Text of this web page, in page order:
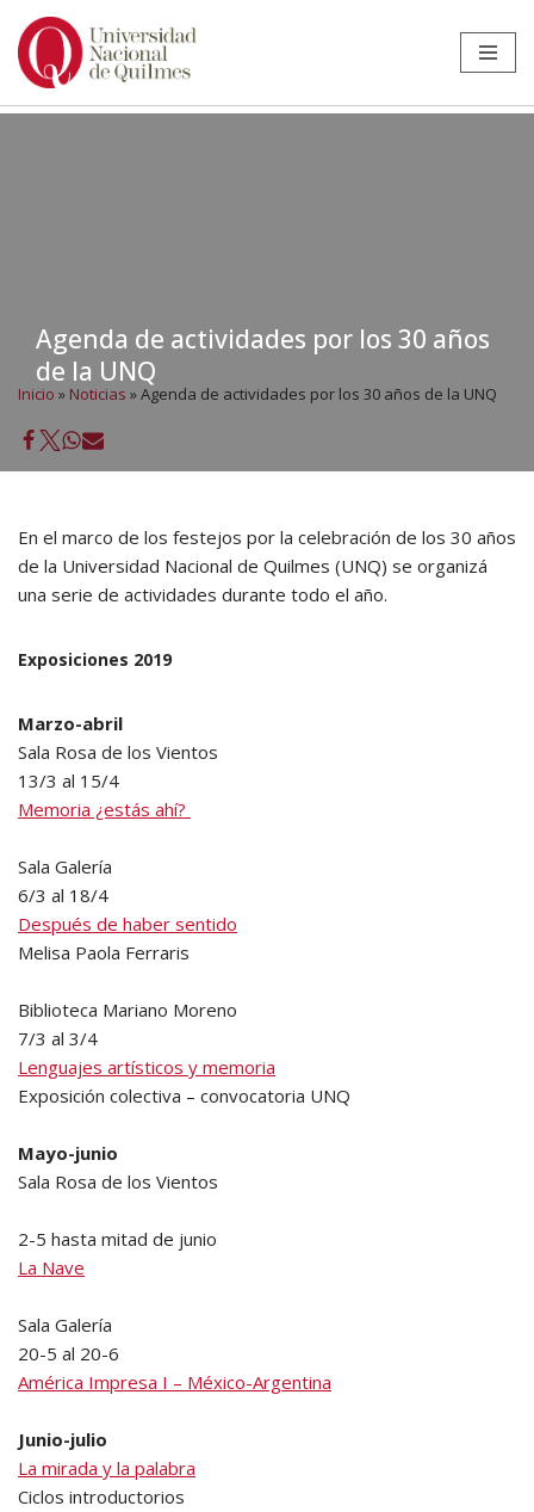
Ir
Agenda de actividades por los 30 años
de la UNQ
Inicio » Noticias »Agenda de actividades por los 30 años de la UNQ
En el marco de los festejos por la celebración de los 30 años
de la Universidad Nacional de Quilmes (UNQ) se organizá
una serie de actividades durante todo el año.
Exposiciones 2019
Marzo-abril
Sala Rosa de los Vientos
13/3 al 15/4
Memoria ¿estás ahí?
Sala Galería
6/3 al 18/4
Después de haber sentido
Melisa Paola Ferraris
Biblioteca Mariano Moreno
7/3 al 3/4
Lenguajes artísticos y memoria
Exposición colectiva – convocatoria UNQ
Mayo-junio
Sala Rosa de los Vientos
2-5 hasta mitad de junio
La Nave
Sala Galería
20-5 al 20-6
América Impresa I – México-Argentina
Junio-julio
La mirada y la palabra
Ciclos introductorios